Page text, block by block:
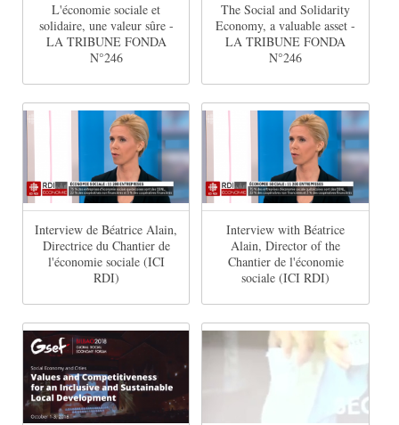
L'économie sociale et
solidaire, une valeur sûre -
LA TRIBUNE FONDA
N°246
The Social and Solidarity
Economy, a valuable asset -
LA TRIBUNE FONDA
N°246
Interview de Béatrice Alain,
Directrice du Chantier de
l'économie sociale (ICI
RDI)
Interview with Béatrice
Alain, Director of the
Chantier de l'économie
sociale (ICI RDI)